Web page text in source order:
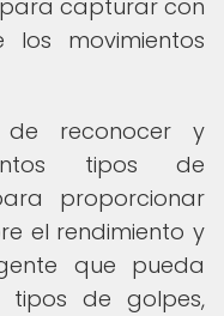
capturar con
movimientos
reconocer y
tipos de
proporcionar
el rendimiento y
que pueda
tipos de golpes,